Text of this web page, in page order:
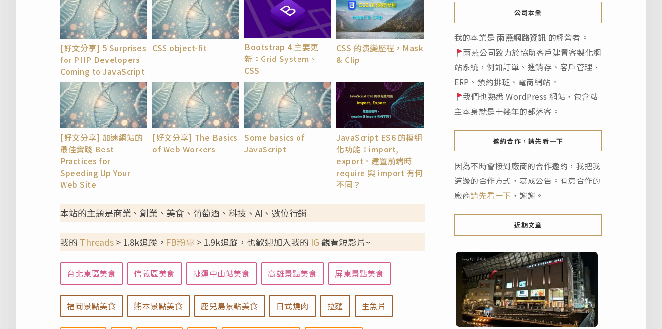
[好文分享] 5 Surprises
for PHP Developers
Coming to JavaScript
CSS object-fit
Bootstrap 4 主要更
新：Grid System、
CSS
CSS 的演變歷程，Mask
& Clip
[好文分享] 加速網站的
最佳實踐 Best
Practices for
Speeding Up Your
Web Site
[好文分享] The Basics
of Web Workers
Some basics of
JavaScript
JavaScript ES6 的模組
化功能：import,
export。建置前端時
require 與 import 有何
不同？
本站的主題是商業、創業、美食、葡萄酒、科技、AI、數位行銷
我的 Threads> 1.8k追蹤， FB粉專> 1.9k追蹤，也歡迎加入我的 IG觀看短影片~
台北東區美食 信義區美食 捷運中山站美食 高雄景點美食 屏東景點美食
福岡景點美食 熊本景點美食 鹿兒島景點美食 日式燒肉 拉麵 生魚片
公司本業
我的本業是 雨燕網路資訊 的經營者。
雨燕公司致力於協助客戶建置客製化網
站系統，例如訂單、進銷存、客戶管理、
ERP、預約排班、電商網站。
我們也熟悉 WordPress 網站，包含站
主本身就是十幾年的部落客。
邀約合作，請先看一下
因為不時會接到廠商的合作邀約，我把我
這邊的合作方式，寫成公告。有意合作的
廠商請先看一下 ，謝謝。
近期文章